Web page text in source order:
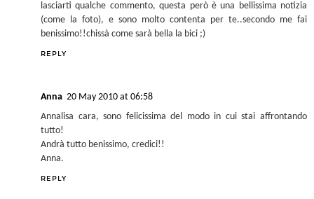
lasciarti qualche commento, questa però è una bellissima notizia
(come la foto), e sono molto contenta per te..secondo me fai
benissimo!!chissà come sarà bella la bici ;)
REPLY
Anna 20 May 2010 at 06:58
Annalisa cara, sono felicissima del modo in cui stai affrontando
tutto!
Andrà tutto benissimo, credici!!
Anna.
REPLY